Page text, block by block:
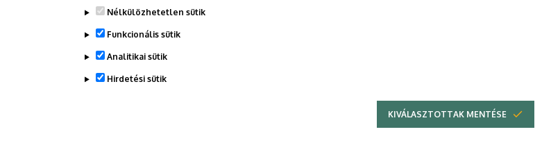
Informatikai Kar
Dolgozói adatmódosítás igénylése a DE telefonkönyvében
Nélkülözhetetlen sütik
Funkcionális sütik
Analitikai sütik
Hirdetési sütik
KIVÁLASZTOTTAK MENTÉSE